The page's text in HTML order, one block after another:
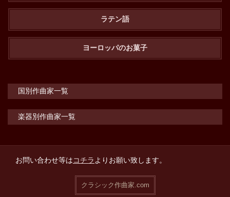
ラテン語
ヨーロッパのお菓子
国別作曲家一覧
楽器別作曲家一覧
お問い合わせ等はコチラよりお願い致します。
クラシック作曲家.com